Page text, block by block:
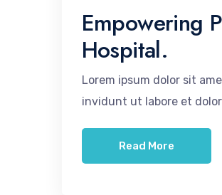
Empowering
Hospital.
Lorem ipsum dolor sit
invidunt ut labore et
Read More